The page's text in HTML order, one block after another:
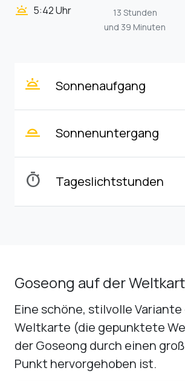
wb_twilight 5:42 Uhr
13 Stunden
und 39 Minuten
wb_twilight Sonnenaufgang
wb_twilight_2 Sonnenuntergang
timer Tageslichtstunden
Goseong auf der
Eine schöne, stilvolle Variante
Weltkarte (die gepunktete
der Goseong durch einen
Punkt hervorgehoben ist.